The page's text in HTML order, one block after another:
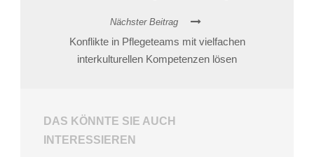
Nächster Beitrag
Konflikte in Pflegeteams mit vielfachen
interkulturellen Kompetenzen lösen
DAS KÖNNTE SIE AUCH
INTERESSIEREN